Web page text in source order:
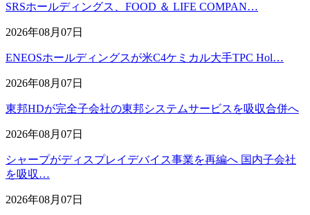
SRSホールディングス、FOOD ＆ LIFE COMPAN…
2026年08月07日
ENEOSホールディングスが米C4ケミカル大手TPC Hol…
2026年08月07日
東邦HDが完全子会社の東邦システムサービスを吸収合併へ
2026年08月07日
シャープがディスプレイデバイス事業を再編へ 国内子会社
を吸収…
2026年08月07日